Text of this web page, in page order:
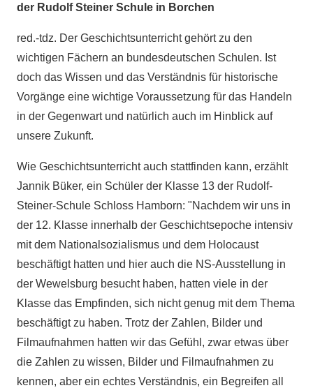
der Rudolf Steiner Schule in Borchen
red.-tdz. Der Geschichtsunterricht gehört zu den
wichtigen Fächern an bundesdeutschen Schulen. Ist
doch das Wissen und das Verständnis für historische
Vorgänge eine wichtige Voraussetzung für das Handeln
in der Gegenwart und natürlich auch im Hinblick auf
unsere Zukunft.
Wie Geschichtsunterricht auch stattfinden kann, erzählt
Jannik Büker, ein Schüler der Klasse 13 der Rudolf-
Steiner-Schule Schloss Hamborn: "Nachdem wir uns in
der 12. Klasse innerhalb der Geschichtsepoche intensiv
mit dem Nationalsozialismus und dem Holocaust
beschäftigt hatten und hier auch die NS-Ausstellung in
der Wewelsburg besucht haben, hatten viele in der
Klasse das Empfinden, sich nicht genug mit dem Thema
beschäftigt zu haben. Trotz der Zahlen, Bilder und
Filmaufnahmen hatten wir das Gefühl, zwar etwas über
die Zahlen zu wissen, Bilder und Filmaufnahmen zu
kennen, aber ein echtes Verständnis, ein Begreifen all